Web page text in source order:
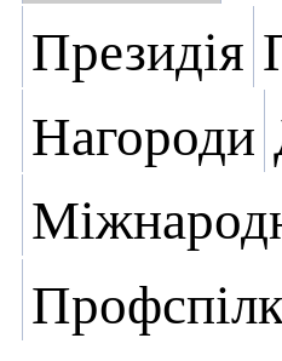
Президія
Нагороди